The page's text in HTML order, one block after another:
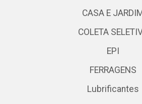
CASA E JARDIM
COLETA
EPI
FERRAGENS
Lubrificantes